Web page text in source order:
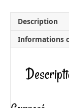
e
b
o
k
i
Description
Informations